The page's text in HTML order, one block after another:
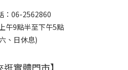
：06-2562860
午9點半至下午5點
、日休息)